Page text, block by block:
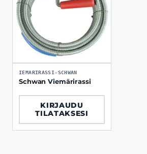
IEMARIRASSI-SCHWAN
Schwan Viemärirassi
KIRJAUDU
TILATAKSESI